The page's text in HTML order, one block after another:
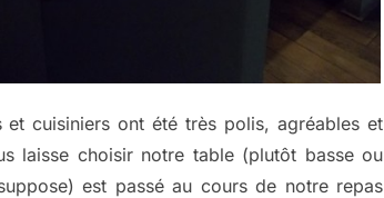
cuisiniers ont été très polis, agréables et
laisse choisir notre table (plutôt basse ou
est passé au cours de notre repas